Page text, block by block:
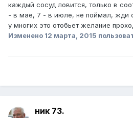
каждый сосуд ловится, только в
- в мае, 7 - в июле, не поймал, жди
у многих это отобьет желание
Изменено 12 марта, 2015
ник 73.